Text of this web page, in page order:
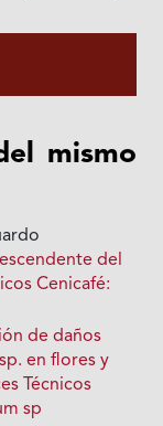
mismo
del
Cenicafé:
de daños
en flores y
Técnicos
sp